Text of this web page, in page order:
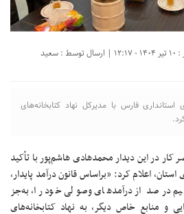
سعید
فارس با مدیرکل نهاد کتابخانه‌های
کار در این دیدار محمدهادی هاشم‌پور با تأکید
اعلام کرد: «براساس قانون درآمد پایدار،
درصد از درآمدهای وصولی خود را، به‌جز
و منابع خاص دیگر، به نهاد کتابخانه‌های